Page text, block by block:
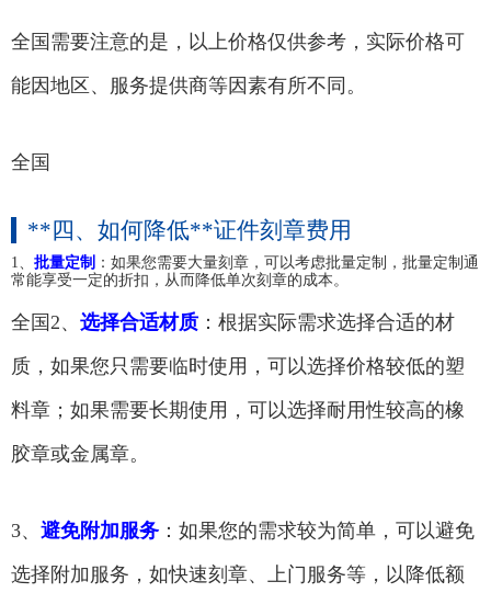
全国需要注意的是，以上价格仅供参考，实际价格可
能因地区、服务提供商等因素有所不同。
全国
**四、如何降低**证件刻章费用
1、 批量定制 ：如果您需要大量刻章，可以考虑批量定制，批量定制通
常能享受一定的折扣，从而降低单次刻章的成本。
全国2、 选择合适材质 ：根据实际需求选择合适的材
质，如果您只需要临时使用，可以选择价格较低的塑
料章；如果需要长期使用，可以选择耐用性较高的橡
胶章或金属章。
3、 避免附加服务 ：如果您的需求较为简单，可以避免
选择附加服务，如快速刻章、上门服务等，以降低额